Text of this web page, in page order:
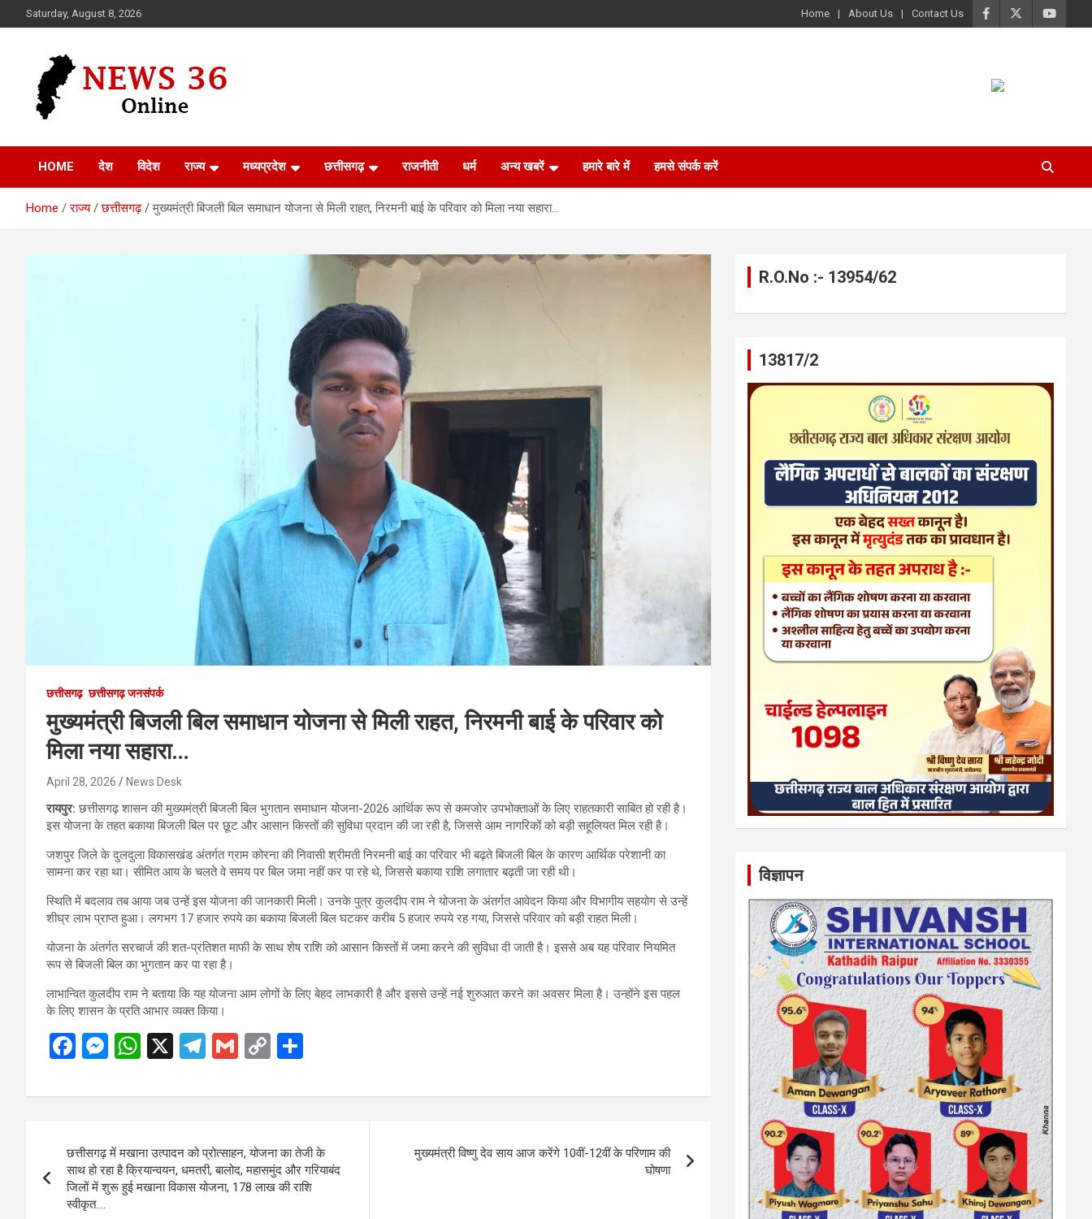
to
Saturday, August 8, 2026 Home About Us Contact Us
News 36
HOME देश विदेश राज्य मध्यप्रदेश छत्तीसगढ़ राजनीती धर्म अन्य खबरें हमारे बारे में हमसे संपर्क करें
Home राज्य छत्तीसगढ़ मुख्यमंत्री बिजली बिल समाधान योजना से मिली राहत, निरमनी बाई के परिवार को मिला नया सहारा…
छत्तीसगढ़ छत्तीसगढ़ जनसंपर्क
मुख्यमंत्री बिजली बिल समाधान योजना से मिली राहत, निरमनी बाई के परिवार को
मिला नया सहारा…
April 28, 2026 News Desk
रायपुर:छत्तीसगढ़ शासन की मुख्यमंत्री बिजली बिल भुगतान समाधान योजना-2026 आर्थिक रूप से कमजोर उपभोक्ताओं के लिए राहतकारी साबित हो रही है।
इस योजना के तहत बकाया बिजली बिल पर छूट और आसान किस्तों की सुविधा प्रदान की जा रही है, जिससे आम नागरिकों को बड़ी सहूलियत मिल रही है।
जशपुर जिले के दुलदुला विकासखंड अंतर्गत ग्राम कोरना की निवासी श्रीमती निरमनी बाई का परिवार भी बढ़ते बिजली बिल के कारण आर्थिक परेशानी का
सामना कर रहा था। सीमित आय के चलते वे समय पर बिल जमा नहीं कर पा रहे थे, जिससे बकाया राशि लगातार बढ़ती जा रही थी।
स्थिति में बदलाव तब आया जब उन्हें इस योजना की जानकारी मिली। उनके पुत्र कुलदीप राम ने योजना के अंतर्गत आवेदन किया और विभागीय सहयोग से उन्हें
शीघ्र लाभ प्राप्त हुआ। लगभग 17 हजार रुपये का बकाया बिजली बिल घटकर करीब 5 हजार रुपये रह गया, जिससे परिवार को बड़ी राहत मिली।
योजना के अंतर्गत सरचार्ज की शत-प्रतिशत माफी के साथ शेष राशि को आसान किस्तों में जमा करने की सुविधा दी जाती है। इससे अब यह परिवार नियमित
रूप से बिजली बिल का भुगतान कर पा रहा है।
लाभान्वित कुलदीप राम ने बताया कि यह योजना आम लोगों के लिए बेहद लाभकारी है और इससे उन्हें नई शुरुआत करने का अवसर मिला है। उन्होंने इस पहल
के लिए शासन के प्रति आभार व्यक्त किया।
F
ce
o
o
k
M
se
g
er
W
at
A
p
p
X
T
e
a
m
G
ail
C
py
n
k
ar
navigation
छत्तीसगढ़ में मखाना उत्पादन को प्रोत्साहन, योजना का तेजी के
साथ हो रहा है क्रियान्वयन, धमतरी, बालोद, महासमुंद और गरियाबंद
जिलों में शुरू हुई मखाना विकास योजना, 178 लाख की राशि
स्वीकृत….
मुख्यमंत्री विष्णु देव साय आज करेंगे 10वीं-12वीं के परिणाम की
घोषणा
R.O.No :- 13954/62
13817/2
विज्ञापन